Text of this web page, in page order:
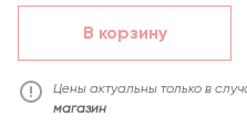
В корзину
Цены актуальны только в
магазин